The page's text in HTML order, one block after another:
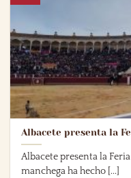
Albacete presenta la
Albacete presenta la
manchega ha hecho [...]